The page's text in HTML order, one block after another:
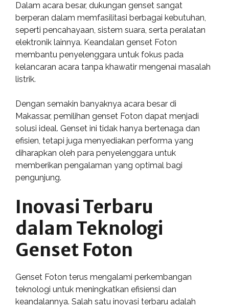
Dalam acara besar, dukungan genset sangat
berperan dalam memfasilitasi berbagai kebutuhan,
seperti pencahayaan, sistem suara, serta peralatan
elektronik lainnya. Keandalan genset Foton
membantu penyelenggara untuk fokus pada
kelancaran acara tanpa khawatir mengenai masalah
listrik.
Dengan semakin banyaknya acara besar di
Makassar, pemilihan genset Foton dapat menjadi
solusi ideal. Genset ini tidak hanya bertenaga dan
efisien, tetapi juga menyediakan performa yang
diharapkan oleh para penyelenggara untuk
memberikan pengalaman yang optimal bagi
pengunjung.
Inovasi Terbaru
dalam Teknologi
Genset Foton
Genset Foton terus mengalami perkembangan
teknologi untuk meningkatkan efisiensi dan
keandalannya. Salah satu inovasi terbaru adalah